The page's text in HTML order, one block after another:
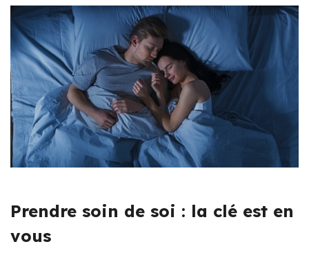
Prendre soin de soi : la clé est en
vous